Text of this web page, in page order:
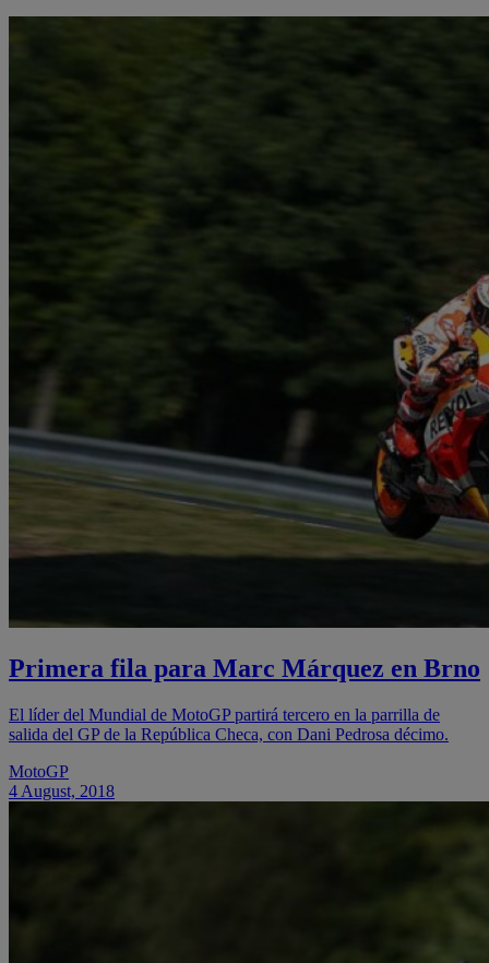
Primera fila para Marc Márquez en Brno
El líder del Mundial de MotoGP partirá tercero en la parrilla de
salida del GP de la República Checa, con Dani Pedrosa décimo.
MotoGP
4 August, 2018